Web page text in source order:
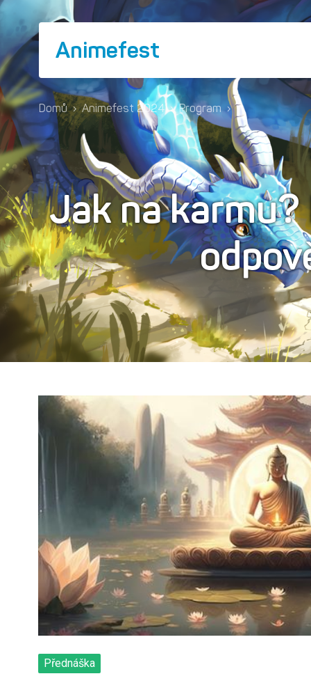
Animefest
Domů › Animefest 2024 › Program ›
Jak na karmu?
Přednáška